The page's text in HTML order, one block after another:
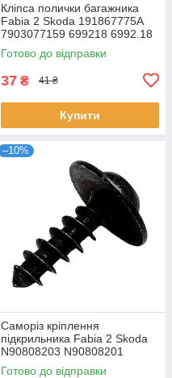
Кліпса полички багажника
Fabia 2 Skoda 191867775A
7903077159 699218 6992.18
Готово до відправки
37 ₴ 41 ₴
Купити
–10%
Саморіз кріплення
підкрильника Fabia 2 Skoda
N90808203 N90808201
Готово до відправки